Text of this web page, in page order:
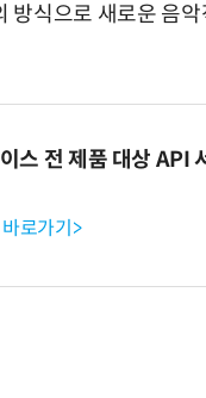
식으로 새로운 음
스 전 제품 대상
로가기>